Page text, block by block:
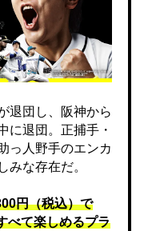
退団し、阪神から
に退団。正捕手・
っ人野手のエンカ
みな存在だ。
円（税込）で
べて楽しめるプラ